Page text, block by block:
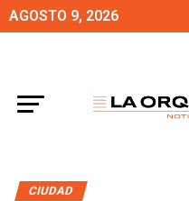
AGOSTO 9, 2026
CIUDAD